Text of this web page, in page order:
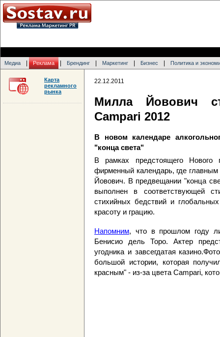
Медиа Реклама Брендинг Маркетинг Бизнес Политика и
22.12.2011
Милла Йовович
Campari 2012
В новом календаре
"конца света"
В рамках предстоящего Нового
фирменный календарь, где
Йовович. В предвещании "конца
выполнен в соответствующей
стихийных бедствий и
красоту и грацию.
Напомним, что в прошлом году
Бенисио дель Торо. Актер
угодника и завсегдатая
большой истории, которая
красным" - из-за цвета Campari,
Карта
рекламного
рынка